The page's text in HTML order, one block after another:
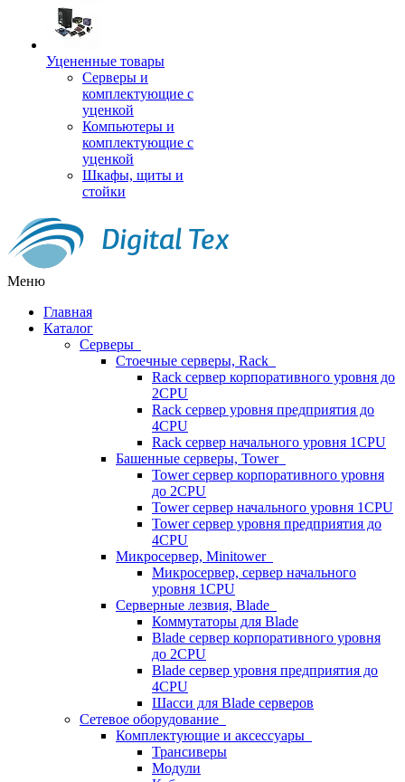
Уцененные товары
Серверы и
комплектующие с
уценкой
Компьютеры и
комплектующие с
уценкой
Шкафы, щиты и
стойки
Меню
Главная
Каталог
Серверы
Стоечные серверы, Rack
Rack сервер корпоративного уровня до
2CPU
Rack сервер уровня предприятия до
4CPU
Rack сервер начального уровня 1CPU
Башенные серверы, Tower
Tower сервер корпоративного уровня
до 2CPU
Tower сервер начального уровня 1CPU
Tower сервер уровня предприятия до
4CPU
Микросервер, Minitower
Микросервер, сервер начального
уровня 1CPU
Серверные лезвия, Blade
Коммутаторы для Blade
Blade сервер корпоративного уровня
до 2CPU
Blade сервер уровня предприятия до
4CPU
Шасси для Blade серверов
Сетевое оборудование
Комплектующие и аксессуары
Трансиверы
Модули